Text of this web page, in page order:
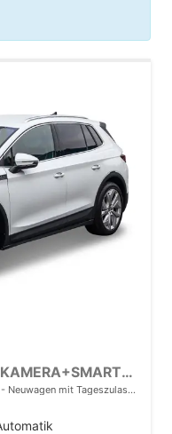
Essence 60 4J GAR.+ACC+KAMERA+SMARTLINK+KLIMA+LED
Neuwagen mit Tageszulassung